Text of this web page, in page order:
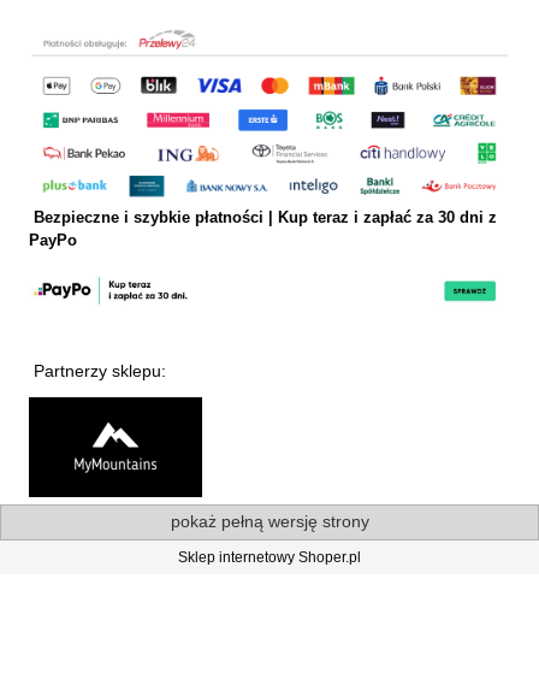
Bezpieczne i szybkie płatności | Kup teraz i zapłać za 30 dni z
PayPo
Partnerzy sklepu:
pokaż pełną wersję strony
Sklep internetowy Shoper.pl